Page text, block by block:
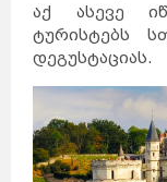
აქ ასევე
ტურისტებს
დეგუსტაციას.